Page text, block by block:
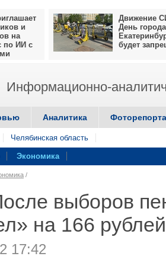
и
на
по ИИ с
Движение
День города
будет
Информационно-
Аналитика
Челябинская область
Экономика
/
выборов
на 166 рублей
17:42